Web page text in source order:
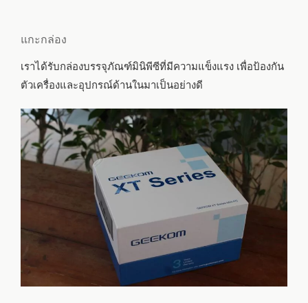
แกะกล่อง
เราได้รับกล่องบรรจุภัณฑ์มินิพีซีที่มีความแข็งแรง เพื่อป้องกัน
ตัวเครื่องและอุปกรณ์ด้านในมาเป็นอย่างดี